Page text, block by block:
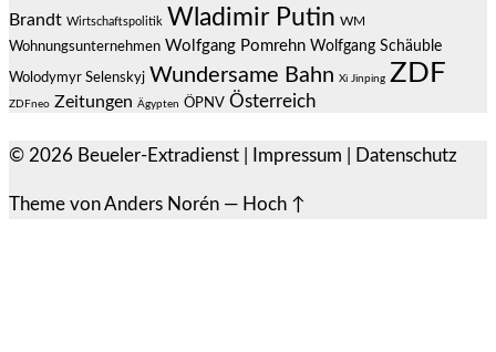
Brandt Wirtschaftspolitik Wladimir Putin WM
Wohnungsunternehmen Wolfgang Pomrehn Wolfgang Schäuble
Wolodymyr Selenskyj Wundersame Bahn Xi Jinping ZDF
ZDFneo Zeitungen Ägypten ÖPNV Österreich
© 2026 Beueler-Extradienst Impressum Datenschutz
Theme vonAnders Norén — Hoch ↑